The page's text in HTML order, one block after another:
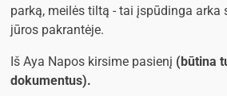
parką, meilės tiltą - tai įspūdinga arka
jūros pakrantėje.
Iš Aya Napos kirsime pasienį (būtina
dokumentus).